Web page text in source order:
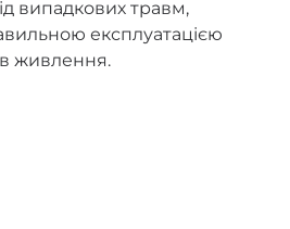
випадкових травм,
експлуатацією
живлення.